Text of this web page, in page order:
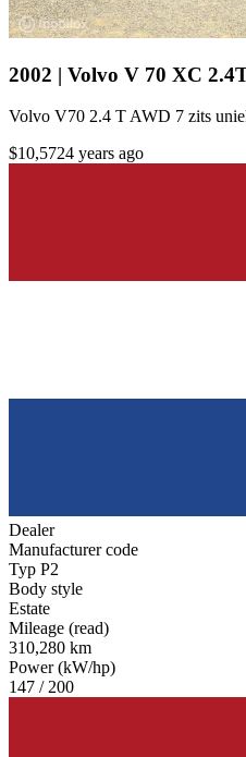
2002 | Volvo V 70 XC
Volvo V70 2.4 T AWD 7 zits
$10,5724 years ago
Dealer
Manufacturer code
Typ P2
Body style
Estate
Mileage (read)
310,280 km
Power (kW/hp)
147 / 200